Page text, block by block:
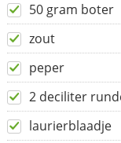
50 gram boter
zout
peper
2 deciliter
laurierblaadje